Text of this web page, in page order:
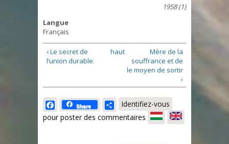
1958 (1)
Langue
Français
‹ Le secret de
l’union durable.
haut
Mère de la
souffrance et de
le moyen de sortir
›
Facebook
Share Share
Identifiez-vous
pour poster des commentaires